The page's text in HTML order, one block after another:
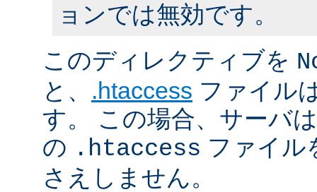
ョンでは無効です。
このディレクティブを
と、 .htaccess ファイル
す。 この場合、サーバ
の .htaccess ファイル
さえしません。